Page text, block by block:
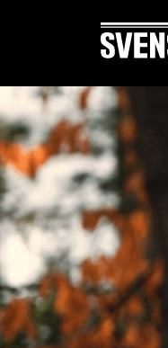
Repertoar
Kalender
Kundtjänst